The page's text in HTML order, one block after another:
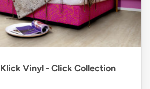
Vinyl - Click Collection